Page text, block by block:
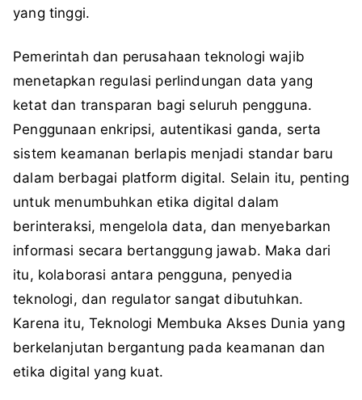
yang tinggi.
Pemerintah dan perusahaan teknologi wajib
menetapkan regulasi perlindungan data yang
ketat dan transparan bagi seluruh pengguna.
Penggunaan enkripsi, autentikasi ganda, serta
sistem keamanan berlapis menjadi standar baru
dalam berbagai platform digital. Selain itu, penting
untuk menumbuhkan etika digital dalam
berinteraksi, mengelola data, dan menyebarkan
informasi secara bertanggung jawab. Maka dari
itu, kolaborasi antara pengguna, penyedia
teknologi, dan regulator sangat dibutuhkan.
Karena itu, Teknologi Membuka Akses Dunia yang
berkelanjutan bergantung pada keamanan dan
etika digital yang kuat.